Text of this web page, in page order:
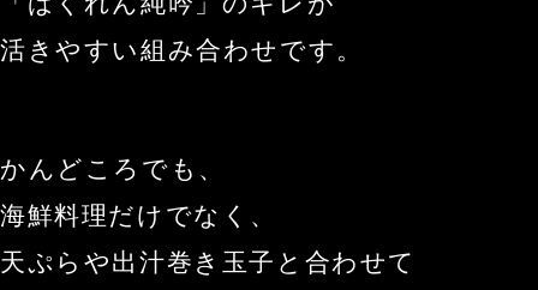
活きやすい組み合わせです。
かんどころでも、
海鮮料理だけでなく、
天ぷらや出汁巻き玉子と合わせて